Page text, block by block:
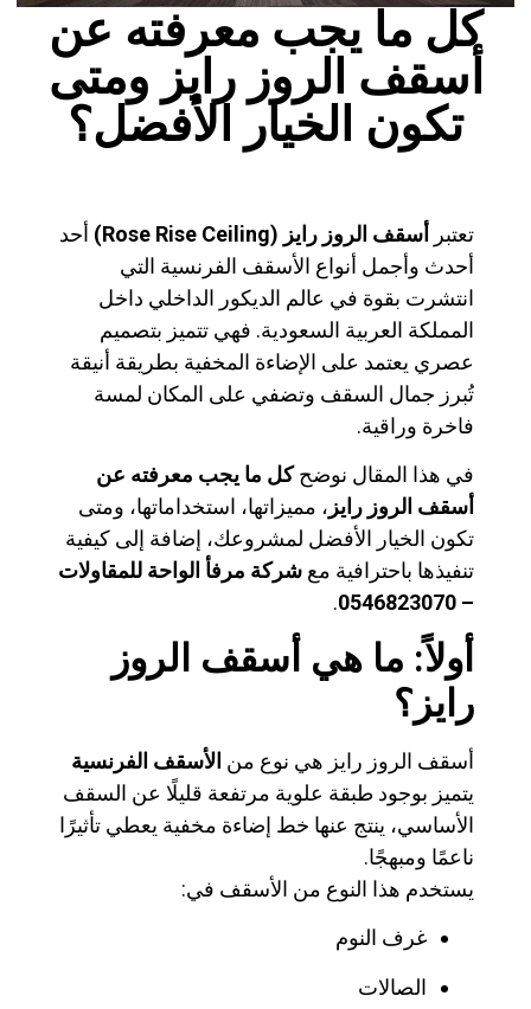
كل ما يجب معرفته عن
أسقف الروز رايز ومتى
تكون الخيار الأفضل؟
تعتبر أسقف الروز رايز (Rose Rise Ceiling)
أحد
أحدث وأجمل أنواع الأسقف الفرنسية التي
انتشرت بقوة في عالم الديكور الداخلي داخل
المملكة العربية السعودية. فهي تتميز بتصميم
عصري يعتمد على الإضاءة المخفية بطريقة أنيقة
تُبرز جمال السقف وتضفي على المكان لمسة
فاخرة وراقية.
في هذا المقال نوضحكل ما يجب معرفته عن
أسقف الروز رايز ، مميزاتها، استخداماتها، ومتى
تكون الخيار الأفضل لمشروعك، إضافة إلى كيفية
تنفيذها باحترافية مع شركة مرفأ الواحة للمقاولات
– 0546823070
.
أولاً: ما هي أسقف الروز
رايز؟
أسقف الروز رايز هي نوع من الأسقف الفرنسية
يتميز بوجود طبقة علوية مرتفعة قليلًا عن السقف
الأساسي، ينتج عنها خط إضاءة مخفية يعطي تأثيرًا
ناعمًا ومبهجًا.
يستخدم هذا النوع من الأسقف في:
غرف النوم
الصالات